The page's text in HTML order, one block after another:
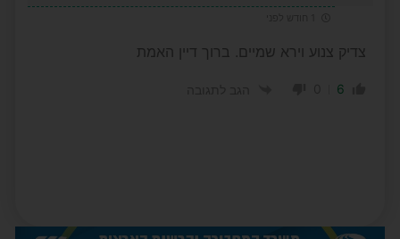
צדיק צנוע וירא שמיים. ברוך דיין האמת
0